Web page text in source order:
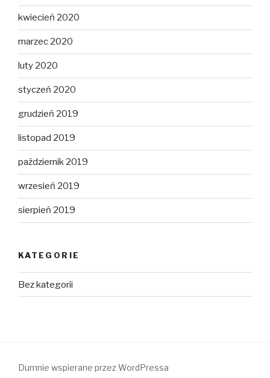
kwiecień 2020
marzec 2020
luty 2020
styczeń 2020
grudzień 2019
listopad 2019
październik 2019
wrzesień 2019
sierpień 2019
KATEGORIE
Bez kategorii
Dumnie wspierane przez WordPressa